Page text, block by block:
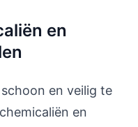
en
en veilig te
en